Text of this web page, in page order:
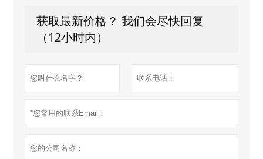
获取最新价格？ 我们会尽快回复
（12小时内）